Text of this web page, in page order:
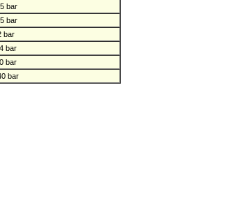
bar
bar
bar
bar
bar
bar